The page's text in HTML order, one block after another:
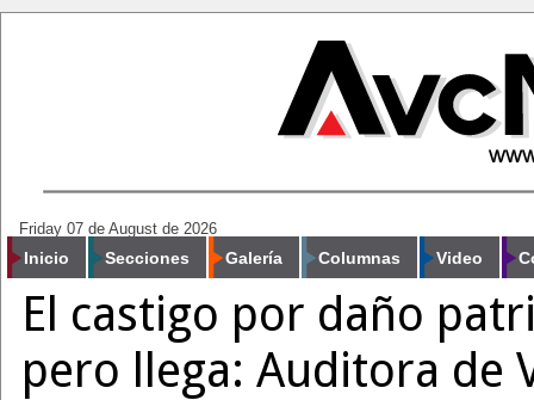
Friday 07 de August de 2026
Inicio Secciones Galería Columnas Video
El castigo por daño
pero llega: Auditora de